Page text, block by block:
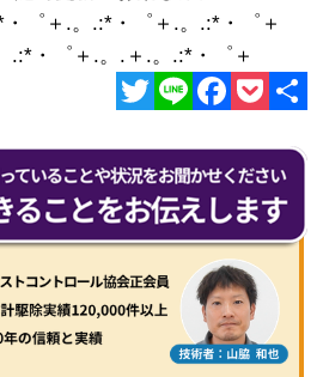
゜＋.。.:*・゜＋.。.:*・゜＋
.:*・゜＋.。.＋.。.:*・゜＋
有